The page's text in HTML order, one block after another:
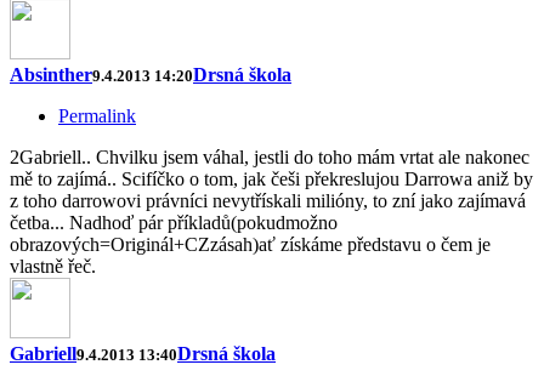
Absinther9.4.2013 14:20Drsná škola
Permalink
2Gabriell.. Chvilku jsem váhal, jestli do toho mám vrtat ale nakonec
mě to zajímá.. Scifíčko o tom, jak češi překreslujou Darrowa aniž by
z toho darrowovi právníci nevytřískali milióny, to zní jako zajímavá
četba... Nadhoď pár příkladů(pokudmožno
obrazových=Originál+CZzásah)ať získáme představu o čem je
vlastně řeč.
Gabriell9.4.2013 13:40Drsná škola